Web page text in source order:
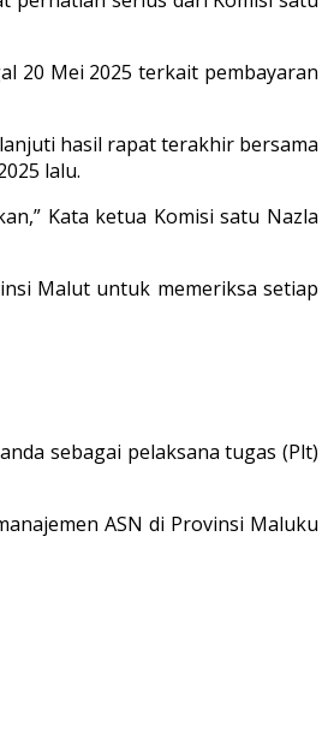
20 Mei 2025 terkait pembayaran
hasil rapat terakhir bersama
lalu.
Kata ketua Komisi satu Nazla
Malut untuk memeriksa setiap
sebagai pelaksana tugas (Plt)
ASN di Provinsi Maluku